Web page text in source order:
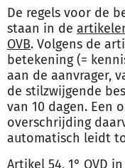
De regels voor de
staan in de
OVB. Volgens de
betekening (=
aan de aanvrager,
de stilzwijgende
van 10 dagen. Een
overschrijding
automatisch leidt
Artikel 54, 1° OVD